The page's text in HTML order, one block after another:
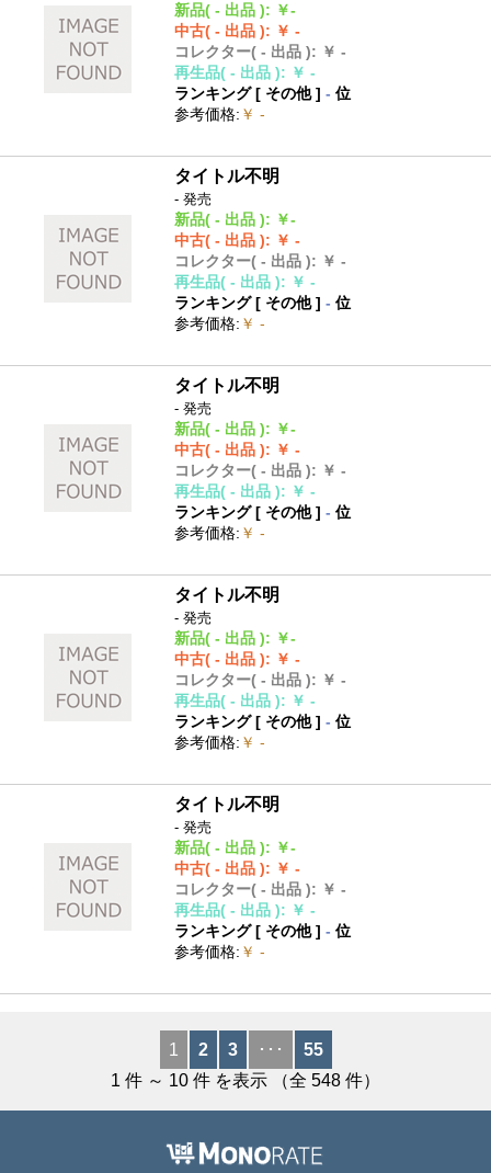
新品( - 出品 ): ￥-
中古( - 出品 ): ￥ -
コレクター( - 出品 ): ￥ -
再生品( - 出品 ): ￥ -
ランキング [ その他]- 位
参考価格: ￥ -
タイトル不明
- 発売
新品( - 出品 ): ￥-
中古( - 出品 ): ￥ -
コレクター( - 出品 ): ￥ -
再生品( - 出品 ): ￥ -
ランキング [ その他]- 位
参考価格: ￥ -
タイトル不明
- 発売
新品( - 出品 ): ￥-
中古( - 出品 ): ￥ -
コレクター( - 出品 ): ￥ -
再生品( - 出品 ): ￥ -
ランキング [ その他]- 位
参考価格: ￥ -
タイトル不明
- 発売
新品( - 出品 ): ￥-
中古( - 出品 ): ￥ -
コレクター( - 出品 ): ￥ -
再生品( - 出品 ): ￥ -
ランキング [ その他]- 位
参考価格: ￥ -
タイトル不明
- 発売
新品( - 出品 ): ￥-
中古( - 出品 ): ￥ -
コレクター( - 出品 ): ￥ -
再生品( - 出品 ): ￥ -
ランキング [ その他]- 位
参考価格: ￥ -
1 2 3 ･･･
55
1 件 ～ 10 件 を表示 （全 548 件）